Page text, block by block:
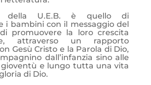
della U.E.B. è quello di
i bambini con il messaggio del
promuovere la loro crescita
attraverso un rapporto
Gesù Cristo e la Parola di Dio,
dall’infanzia sino alle
gioventù e lungo tutta una vita
di Dio.